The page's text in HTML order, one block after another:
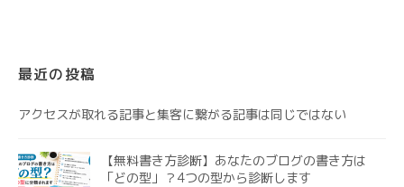
最近の投稿
アクセスが取れる記事と集客に繋がる記事は同じではない
【無料書き方診断】あなたのブログの書き方は
「どの型」？4つの型から診断します